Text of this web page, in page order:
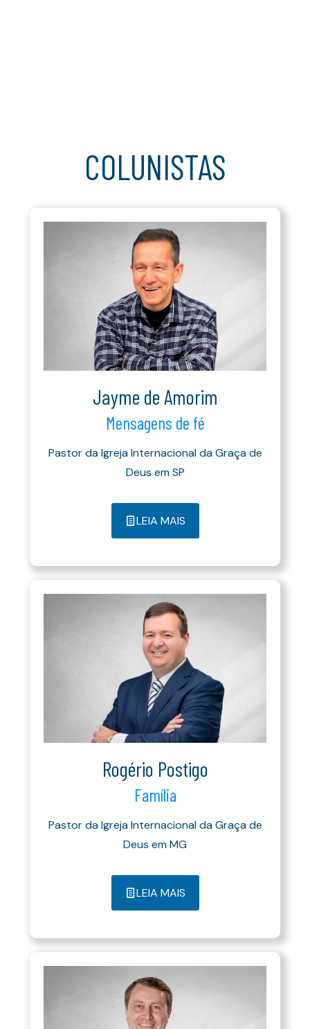
COLUNISTAS
Jayme de Amorim
Mensagens de fé
Pastor da Igreja Internacional da Graça de
Deus em SP
LEIA MAIS
Rogério Postigo
Família
Pastor da Igreja Internacional da Graça de
Deus em MG
LEIA MAIS